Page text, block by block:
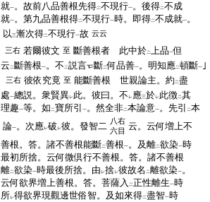
就一。故前八品善根先得二不現行一。後得二不成
就一。第九品善根得二不現行一時。即得二不成就一。
以三漸次得二不現行一故 云云
三右 若爾彼文 至 斷善根者 此中於二上品一但
云 二 斷善根一。不 二説言 斷二何品善一。明知應二頓斷一 ｣
三右 彼依究竟 至 能斷善根 世親論主。約 二盡
處一總説。衆賢異レ此。彼曰。不 レ應三於レ此徴二其
理趣一等。如 二寶所引 一。然全非二本論意一。先引 二本
論一。次應レ破 レ彼。發智二 八右
六目 云。云何増上不
善根。答。諸不善根能斷二善根一。及離二欲染一時
最初所捨。云何微倶行不善根。答。諸不善根
離二欲染一時最後所捨。由 レ捨レ彼故名 二離欲染一。
云何欲界増上善根。答。菩薩入 二正性離生一時
所レ得欲界現觀邊世俗智。及如來得二盡智一時